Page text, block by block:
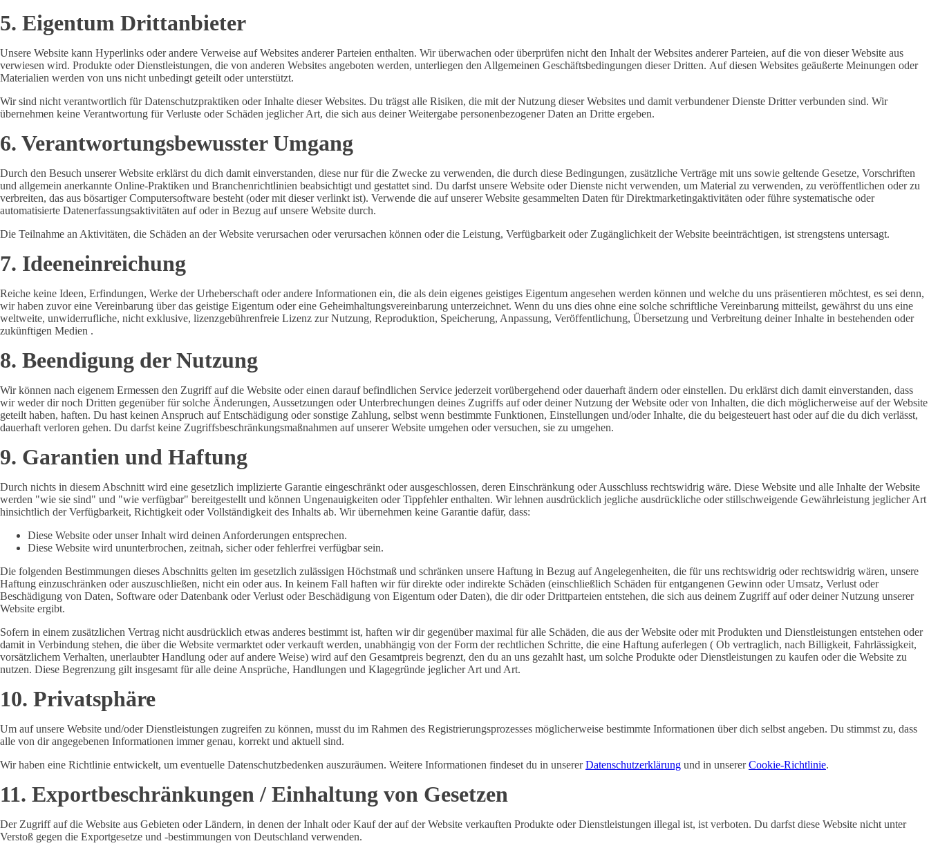
5. Eigentum Drittanbieter
Unsere Website kann Hyperlinks oder andere Verweise auf Websites anderer Parteien enthalten. Wir überwachen oder überprüfen nicht den Inhalt der Websites anderer Parteien, auf die von dieser Website aus
verwiesen wird. Produkte oder Dienstleistungen, die von anderen Websites angeboten werden, unterliegen den Allgemeinen Geschäftsbedingungen dieser Dritten. Auf diesen Websites geäußerte Meinungen oder
Materialien werden von uns nicht unbedingt geteilt oder unterstützt.
Wir sind nicht verantwortlich für Datenschutzpraktiken oder Inhalte dieser Websites. Du trägst alle Risiken, die mit der Nutzung dieser Websites und damit verbundener Dienste Dritter verbunden sind. Wir
übernehmen keine Verantwortung für Verluste oder Schäden jeglicher Art, die sich aus deiner Weitergabe personenbezogener Daten an Dritte ergeben.
6. Verantwortungsbewusster Umgang
Durch den Besuch unserer Website erklärst du dich damit einverstanden, diese nur für die Zwecke zu verwenden, die durch diese Bedingungen, zusätzliche Verträge mit uns sowie geltende Gesetze, Vorschriften
und allgemein anerkannte Online-Praktiken und Branchenrichtlinien beabsichtigt und gestattet sind. Du darfst unsere Website oder Dienste nicht verwenden, um Material zu verwenden, zu veröffentlichen oder zu
verbreiten, das aus bösartiger Computersoftware besteht (oder mit dieser verlinkt ist). Verwende die auf unserer Website gesammelten Daten für Direktmarketingaktivitäten oder führe systematische oder
automatisierte Datenerfassungsaktivitäten auf oder in Bezug auf unsere Website durch.
Die Teilnahme an Aktivitäten, die Schäden an der Website verursachen oder verursachen können oder die Leistung, Verfügbarkeit oder Zugänglichkeit der Website beeinträchtigen, ist strengstens untersagt.
7. Ideeneinreichung
Reiche keine Ideen, Erfindungen, Werke der Urheberschaft oder andere Informationen ein, die als dein eigenes geistiges Eigentum angesehen werden können und welche du uns präsentieren möchtest, es sei denn,
wir haben zuvor eine Vereinbarung über das geistige Eigentum oder eine Geheimhaltungsvereinbarung unterzeichnet. Wenn du uns dies ohne eine solche schriftliche Vereinbarung mitteilst, gewährst du uns eine
weltweite, unwiderrufliche, nicht exklusive, lizenzgebührenfreie Lizenz zur Nutzung, Reproduktion, Speicherung, Anpassung, Veröffentlichung, Übersetzung und Verbreitung deiner Inhalte in bestehenden oder
zukünftigen Medien .
8. Beendigung der Nutzung
Wir können nach eigenem Ermessen den Zugriff auf die Website oder einen darauf befindlichen Service jederzeit vorübergehend oder dauerhaft ändern oder einstellen. Du erklärst dich damit einverstanden, dass
wir weder dir noch Dritten gegenüber für solche Änderungen, Aussetzungen oder Unterbrechungen deines Zugriffs auf oder deiner Nutzung der Website oder von Inhalten, die dich möglicherweise auf der Website
geteilt haben, haften. Du hast keinen Anspruch auf Entschädigung oder sonstige Zahlung, selbst wenn bestimmte Funktionen, Einstellungen und/oder Inhalte, die du beigesteuert hast oder auf die du dich verlässt,
dauerhaft verloren gehen. Du darfst keine Zugriffsbeschränkungsmaßnahmen auf unserer Website umgehen oder versuchen, sie zu umgehen.
9. Garantien und Haftung
Durch nichts in diesem Abschnitt wird eine gesetzlich implizierte Garantie eingeschränkt oder ausgeschlossen, deren Einschränkung oder Ausschluss rechtswidrig wäre. Diese Website und alle Inhalte der Website
werden "wie sie sind" und "wie verfügbar" bereitgestellt und können Ungenauigkeiten oder Tippfehler enthalten. Wir lehnen ausdrücklich jegliche ausdrückliche oder stillschweigende Gewährleistung jeglicher Art
hinsichtlich der Verfügbarkeit, Richtigkeit oder Vollständigkeit des Inhalts ab. Wir übernehmen keine Garantie dafür, dass:
Diese Website oder unser Inhalt wird deinen Anforderungen entsprechen.
Diese Website wird ununterbrochen, zeitnah, sicher oder fehlerfrei verfügbar sein.
Die folgenden Bestimmungen dieses Abschnitts gelten im gesetzlich zulässigen Höchstmaß und schränken unsere Haftung in Bezug auf Angelegenheiten, die für uns rechtswidrig oder rechtswidrig wären, unsere
Haftung einzuschränken oder auszuschließen, nicht ein oder aus. In keinem Fall haften wir für direkte oder indirekte Schäden (einschließlich Schäden für entgangenen Gewinn oder Umsatz, Verlust oder
Beschädigung von Daten, Software oder Datenbank oder Verlust oder Beschädigung von Eigentum oder Daten), die dir oder Drittparteien entstehen, die sich aus deinem Zugriff auf oder deiner Nutzung unserer
Website ergibt.
Sofern in einem zusätzlichen Vertrag nicht ausdrücklich etwas anderes bestimmt ist, haften wir dir gegenüber maximal für alle Schäden, die aus der Website oder mit Produkten und Dienstleistungen entstehen oder
damit in Verbindung stehen, die über die Website vermarktet oder verkauft werden, unabhängig von der Form der rechtlichen Schritte, die eine Haftung auferlegen ( Ob vertraglich, nach Billigkeit, Fahrlässigkeit,
vorsätzlichem Verhalten, unerlaubter Handlung oder auf andere Weise) wird auf den Gesamtpreis begrenzt, den du an uns gezahlt hast, um solche Produkte oder Dienstleistungen zu kaufen oder die Website zu
nutzen. Diese Begrenzung gilt insgesamt für alle deine Ansprüche, Handlungen und Klagegründe jeglicher Art und Art.
10. Privatsphäre
Um auf unsere Website und/oder Dienstleistungen zugreifen zu können, musst du im Rahmen des Registrierungsprozesses möglicherweise bestimmte Informationen über dich selbst angeben. Du stimmst zu, dass
alle von dir angegebenen Informationen immer genau, korrekt und aktuell sind.
Wir haben eine Richtlinie entwickelt, um eventuelle Datenschutzbedenken auszuräumen. Weitere Informationen findeset du in unsererDatenschutzerklärung und in unsererCookie-Richtlinie.
11. Exportbeschränkungen / Einhaltung von Gesetzen
Der Zugriff auf die Website aus Gebieten oder Ländern, in denen der Inhalt oder Kauf der auf der Website verkauften Produkte oder Dienstleistungen illegal ist, ist verboten. Du darfst diese Website nicht unter
Verstoß gegen die Exportgesetze und -bestimmungen von Deutschland verwenden.